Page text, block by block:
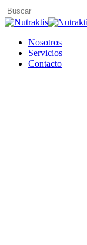
Skip
to
content
Close
Menu
Nosotros
Servicios
Contacto